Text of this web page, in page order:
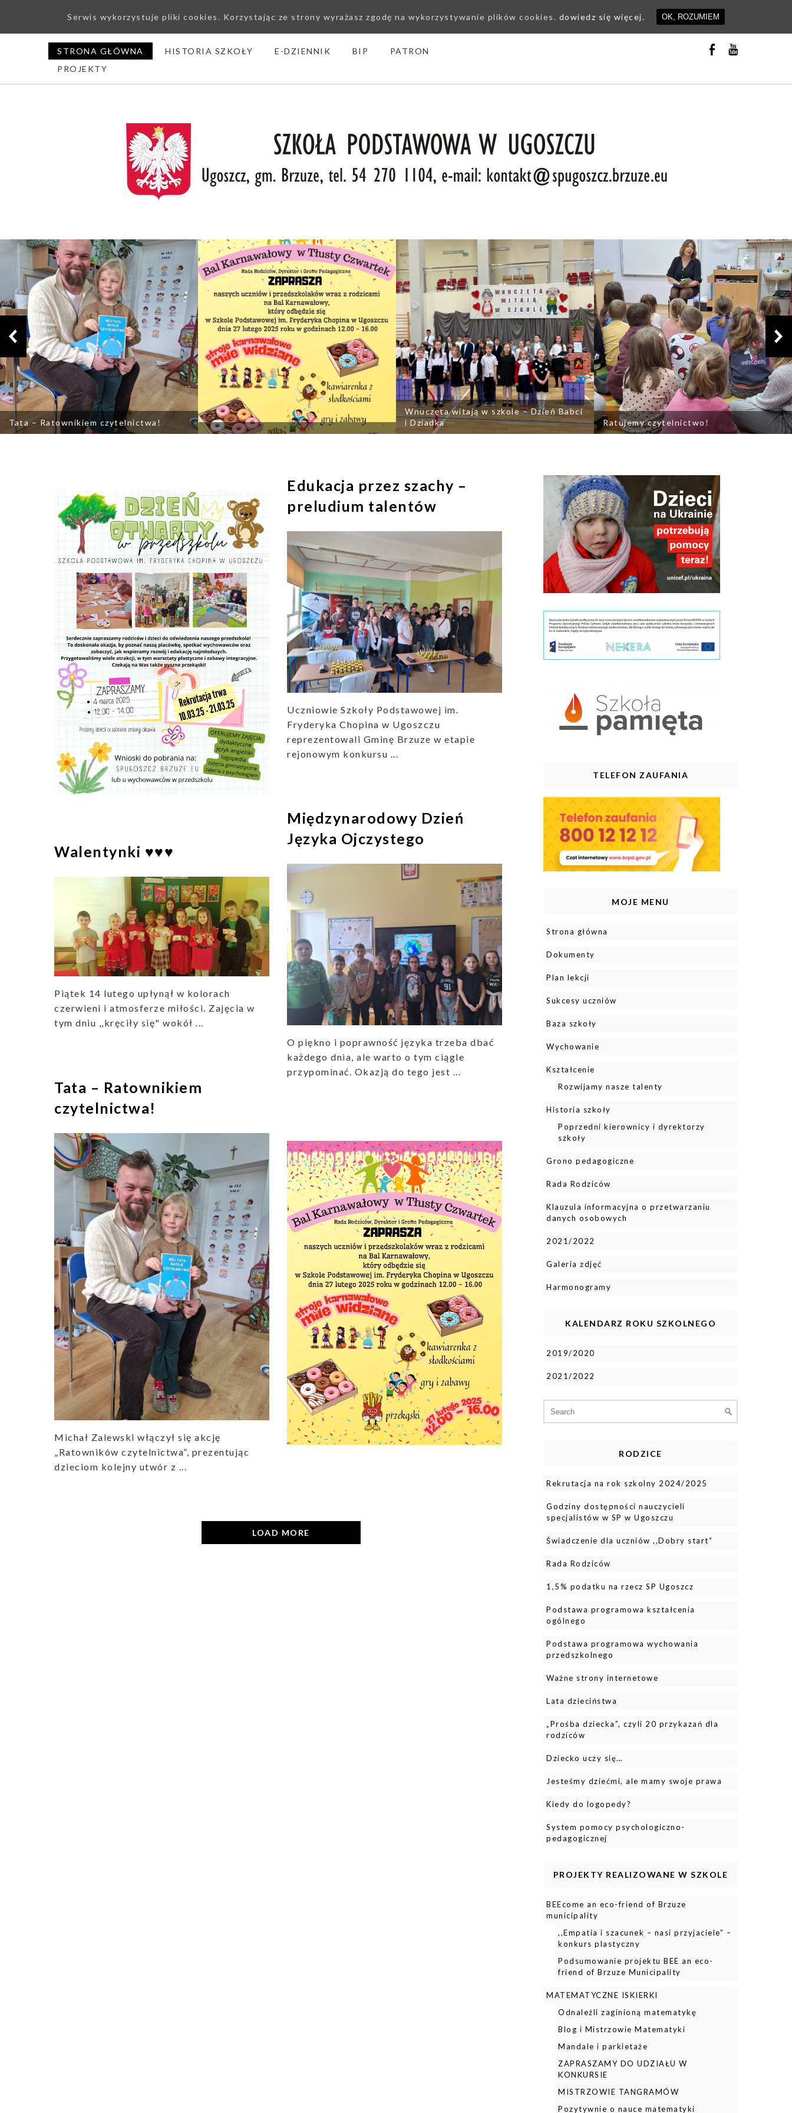
STRONA GŁÓWNA HISTORIA SZKOŁY E-DZIENNIK BIP
PATRON
PROJEKTY
Tata – Ratownikiem czytelnictwa!
Wnuczęta witają w szkole – Dzień Babci
i Dziadka
Ratujemy czytelnictwo!
Previous
Edukacja przez szachy –
preludium talentów
Uczniowie Szkoły Podstawowej im.
Fryderyka Chopina w Ugoszczu
reprezentowali Gminę Brzuze w etapie
rejonowym konkursu ...
Międzynarodowy Dzień
Języka Ojczystego
O piękno i poprawność języka trzeba dbać
każdego dnia, ale warto o tym ciągle
przypominać. Okazją do tego jest ...
Walentynki ♥️♥️♥️
Piątek 14 lutego upłynął w kolorach
czerwieni i atmosferze miłości. Zajęcia w
tym dniu ,,kręciły się" wokół ...
Tata – Ratownikiem
czytelnictwa!
Michał Zalewski włączył się akcję
„Ratowników czytelnictwa”, prezentując
dzieciom kolejny utwór z ...
LOAD MORE
TELEFON ZAUFANIA
MOJE MENU
Strona główna
Dokumenty
Plan lekcji
Sukcesy uczniów
Baza szkoły
Wychowanie
Kształcenie
Rozwijamy nasze talenty
Historia szkoły
Poprzedni kierownicy i dyrektorzy
szkoły
Grono pedagogiczne
Rada Rodziców
Klauzula informacyjna o przetwarzaniu
danych osobowych
2021/2022
Galeria zdjęć
Harmonogramy
KALENDARZ ROKU SZKOLNEGO
2019/2020
2021/2022
for:
RODZICE
Rekrutacja na rok szkolny 2024/2025
Godziny dostępności nauczycieli
specjalistów w SP w Ugoszczu
Świadczenie dla uczniów ,,Dobry start”
Rada Rodziców
1,5% podatku na rzecz SP Ugoszcz
Podstawa programowa kształcenia
ogólnego
Podstawa programowa wychowania
przedszkolnego
Ważne strony internetowe
Lata dzieciństwa
„Prośba dziecka”, czyli 20 przykazań dla
rodziców
Dziecko uczy się…
Jesteśmy dziećmi, ale mamy swoje prawa
Kiedy do logopedy?
System pomocy psychologiczno-
pedagogicznej
PROJEKTY REALIZOWANE W SZKOLE
BEEcome an eco-friend of Brzuze
municipality
,,Empatia i szacunek – nasi przyjaciele” –
konkurs plastyczny
Podsumowanie projektu BEE an eco-
friend of Brzuze Municipality
MATEMATYCZNE ISKIERKI
Odnaleźli zaginioną matematykę
Blog i Mistrzowie Matematyki
Mandale i parkietaże
ZAPRASZAMY DO UDZIAŁU W
KONKURSIE
MISTRZOWIE TANGRAMÓW
Pozytywnie o nauce matematyki
Serwis wykorzystuje pliki cookies. Korzystając ze strony wyrażasz zgodę na wykorzystywanie plików cookies. dowiedz się więcej. OK, ROZUMIEM